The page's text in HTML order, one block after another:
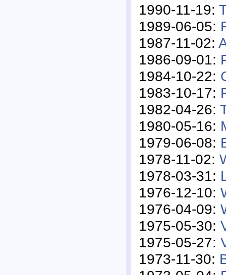
1990-11-19:
1989-06-05:
1987-11-02:
1986-09-01:
1984-10-22:
1983-10-17:
1982-04-26:
1980-05-16:
1979-06-08:
1978-11-02:
1978-03-31:
1976-12-10:
1976-04-09:
1975-05-30:
1975-05-27:
1973-11-30: